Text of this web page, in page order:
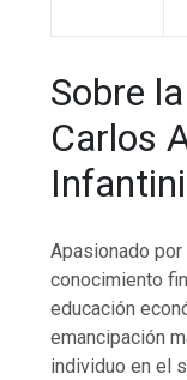
Sobre
Carlos
Infantini
Apasionado
conocimiento
educación
emancipación
individuo en el